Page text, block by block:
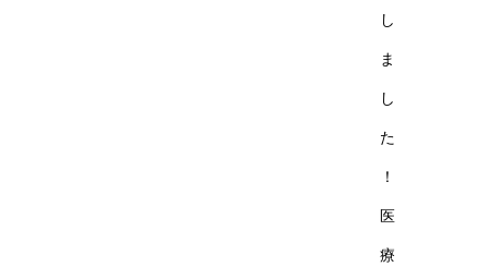
し
ま
し
た
！
医
療